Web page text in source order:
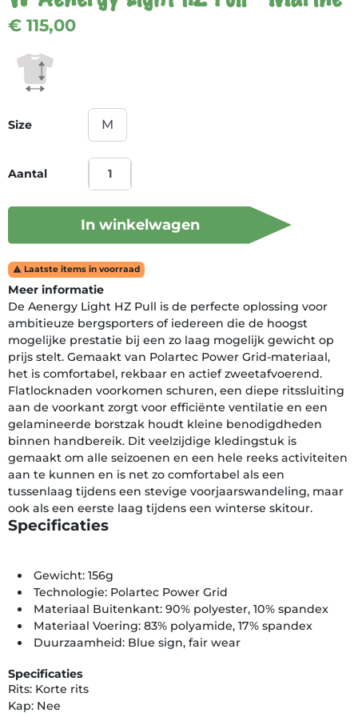
€ 115,00
Size
Aantal
In winkelwagen
 Laatste items in voorraad
Meer informatie
De Aenergy Light HZ Pull is de perfecte oplossing voor
ambitieuze bergsporters of iedereen die de hoogst
mogelijke prestatie bij een zo laag mogelijk gewicht op
prijs stelt. Gemaakt van Polartec Power Grid-materiaal,
het is comfortabel, rekbaar en actief zweetafvoerend.
Flatlocknaden voorkomen schuren, een diepe ritssluiting
aan de voorkant zorgt voor efficiënte ventilatie en een
gelamineerde borstzak houdt kleine benodigdheden
binnen handbereik. Dit veelzijdige kledingstuk is
gemaakt om alle seizoenen en een hele reeks activiteiten
aan te kunnen en is net zo comfortabel als een
tussenlaag tijdens een stevige voorjaarswandeling, maar
ook als een eerste laag tijdens een winterse skitour.
Specificaties
Gewicht: 156g
Technologie: Polartec Power Grid
Materiaal Buitenkant: 90% polyester, 10% spandex
Materiaal Voering: 83% polyamide, 17% spandex
Duurzaamheid: Blue sign, fair wear
Specificaties
Rits: Korte rits
Kap: Nee